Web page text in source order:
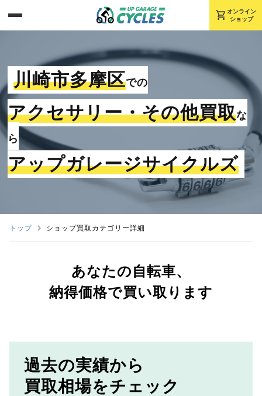
shopping_cart オンライン
ショップ
川崎市多摩区での
アクセサリー・その他買取な
ら
アップガレージサイクルズ
トップ ショップ買取カテゴリー詳細
あなたの自転車、
納得価格で買い取ります
過去の実績から
買取相場をチェック